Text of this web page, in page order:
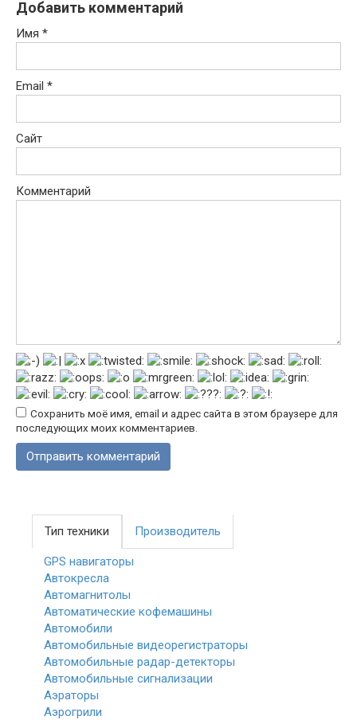
Добавить комментарий
Имя *
Email *
Сайт
Комментарий
Сохранить моё имя, email и адрес сайта в этом браузере для
последующих моих комментариев.
Тип техники Производитель
GPS навигаторы
Автокресла
Автомагнитолы
Автоматические кофемашины
Автомобили
Автомобильные видеорегистраторы
Автомобильные радар-детекторы
Автомобильные сигнализации
Аэраторы
Аэрогрили